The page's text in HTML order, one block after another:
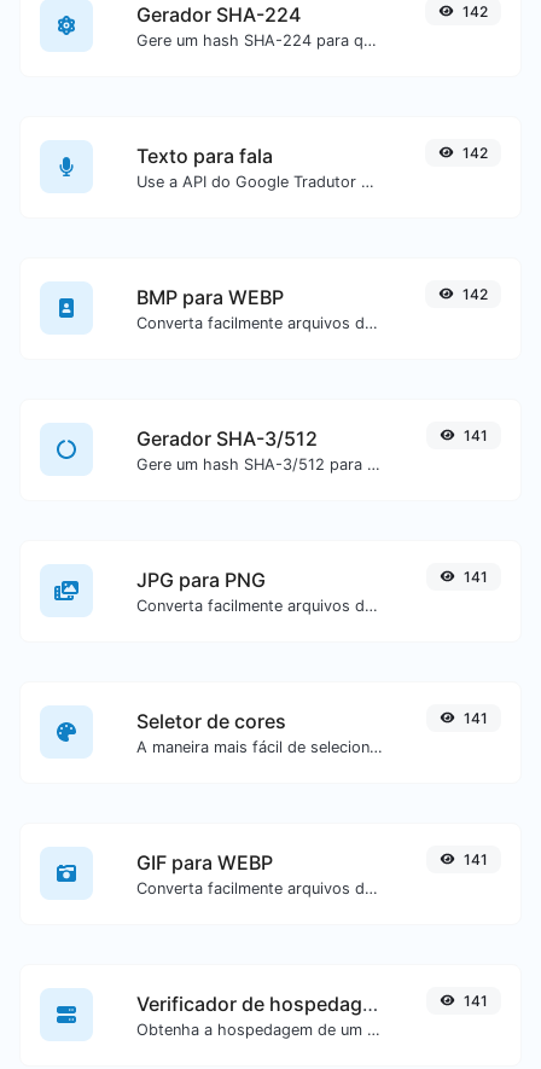
Gerador SHA-224
Gere um hash SHA-224 para qualquer entrada de texto.
142
Texto para fala
Use a API do Google Tradutor para gerar áudio a partir de um texto.
142
BMP para WEBP
Converta facilmente arquivos de imagem BMP para WEBP.
142
Gerador SHA-3/512
Gere um hash SHA-3/512 para qualquer entrada de texto.
141
JPG para PNG
Converta facilmente arquivos de imagem JPG para PNG.
141
Seletor de cores
A maneira mais fácil de selecionar uma cor a partir de uma roda de cores e obter resultados em qualquer formato.
141
GIF para WEBP
Converta facilmente arquivos de imagem GIF para WEBP.
141
Verificador de hospedagem de site
Obtenha a hospedagem de um site específico.
141